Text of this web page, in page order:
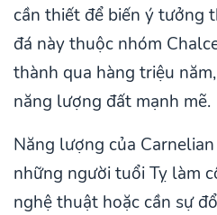
cần thiết để biến ý tưởng
đá này thuộc nhóm
thành qua hàng triệu
năng lượng đất mạnh mẽ.
Năng lượng của
những người tuổi Tỵ làm
nghệ thuật hoặc cần sự